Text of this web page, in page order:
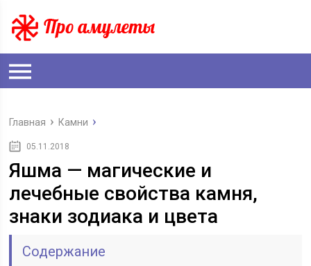
Главная Камни
05.11.2018
Яшма — магические и
лечебные свойства камня,
знаки зодиака и цвета
Содержание